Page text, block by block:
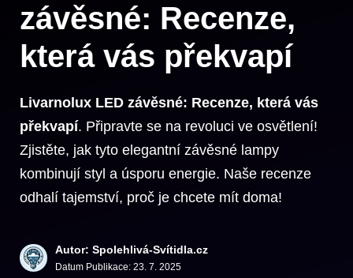
závěsné: Recenze,
která vás překvapí
Livarnolux LED závěsné: Recenze, která vás
překvapí. Připravte se na revoluci ve osvětlení!
Zjistěte, jak tyto elegantní závěsné lampy
kombinují styl a úsporu energie. Naše recenze
odhalí tajemství, proč je chcete mít doma!
Autor: Spolehlivá-Svítidla.cz
Datum Publikace: 23. 7. 2025